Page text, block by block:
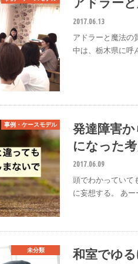
2017.06.13
アドラーと魔法の
中は、栃木県に呼
事例・ケースモデル
発達障害
になった
2017.06.09
頭でわかっていて
に妄想する。 あ
未分類 和室でゆ